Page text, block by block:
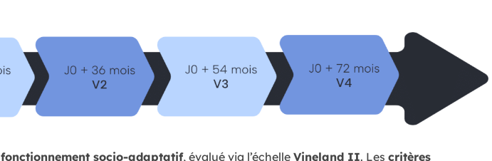
fonctionnement socio-adaptatif, évalué via l’échelle Vineland II. Les critères